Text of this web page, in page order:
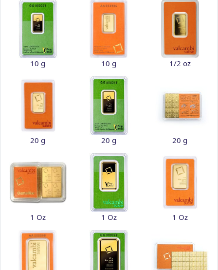
10 g 10 g 1/2 oz
20 g 20 g 20 g
1 Oz 1 Oz 1 Oz